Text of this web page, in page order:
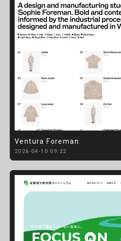
Ventura Foreman
2026-04-10 09:22